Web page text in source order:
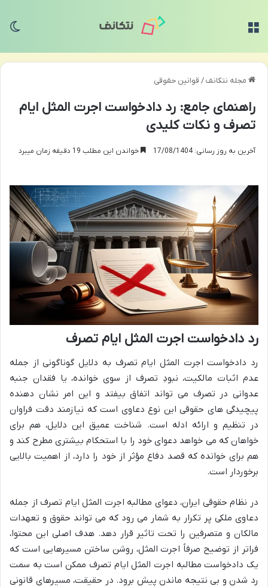
مجله نتکانف/ قوانین حقوقی
راهنمای جامع: رد دادخواست اجرت المثل ایام
تصرف و نکات کلیدی
آخرین به روز رسانی: 17/08/1404 خواندن این مطلب 19 دقیقه زمان میبرد
رد دادخواست اجرت المثل ایام تصرف
رد دادخواست اجرت المثل ایام تصرف به دلایل گوناگونی از جمله
عدم اثبات مالکیت، نبودِ تصرف از سوی خوانده، یا فقدان جنبه
عدوانی در تصرف می تواند اتفاق بیفتد و این امر نشان دهنده
پیچیدگی های حقوقی این نوع دعاوی است که نیازمند دقت فراوان
در تنظیم و ارائه ادله است. شناخت عمیق این دلایل، هم برای
خواهان که می خواهد دعوای خود را با استحکام بیشتری مطرح کند و
هم برای خوانده که قصد دفاع مؤثر از خود را دارد، از اهمیت بالایی
برخوردار است.
در نظام حقوقی ایران، دعوای مطالبه اجرت المثل ایام تصرف از جمله
دعاوی ملکی پر تکرار به شمار می رود که می تواند حقوق و تعهدات
مالکان و متصرفین را تحت تاثیر قرار دهد. هدف اصلی این محتوا،
فراتر از توضیح صرفاً اجرت المثل، روشن ساختن مسیرهایی است که
یک دادخواست مطالبه اجرت المثل ایام تصرف ممکن است به سمت
رد شدن و بی نتیجه ماندن پیش برود. در حقیقت، مسیرهای قانونی